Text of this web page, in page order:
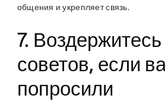
общения и укрепляет связь.
7. Воздержитесь
советов, если
попросили